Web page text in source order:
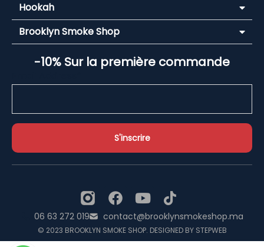
Hookah
Brooklyn Smoke Shop
-10% Sur la première commande
© 2023 BROOKLYN SMOKE SHOP. DESIGNED BY STEPWEB
06 63 272 019 contact@brooklynsmokeshop.ma